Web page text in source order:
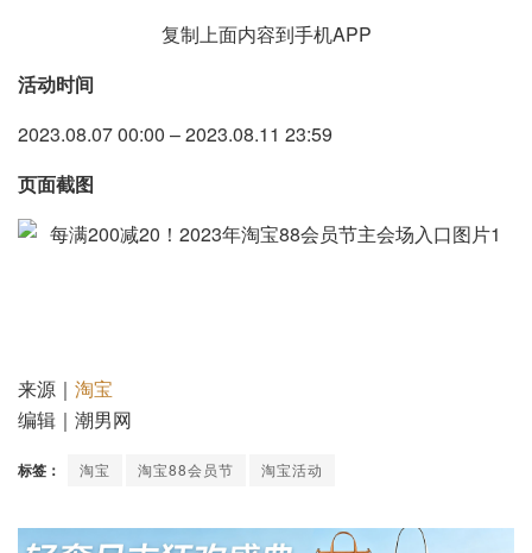
复制上面内容到手机APP
活动时间
2023.08.07 00:00 – 2023.08.11 23:59
页面截图
来源｜ 淘宝
编辑｜潮男网
标签： 淘宝 淘宝88会员节 淘宝活动